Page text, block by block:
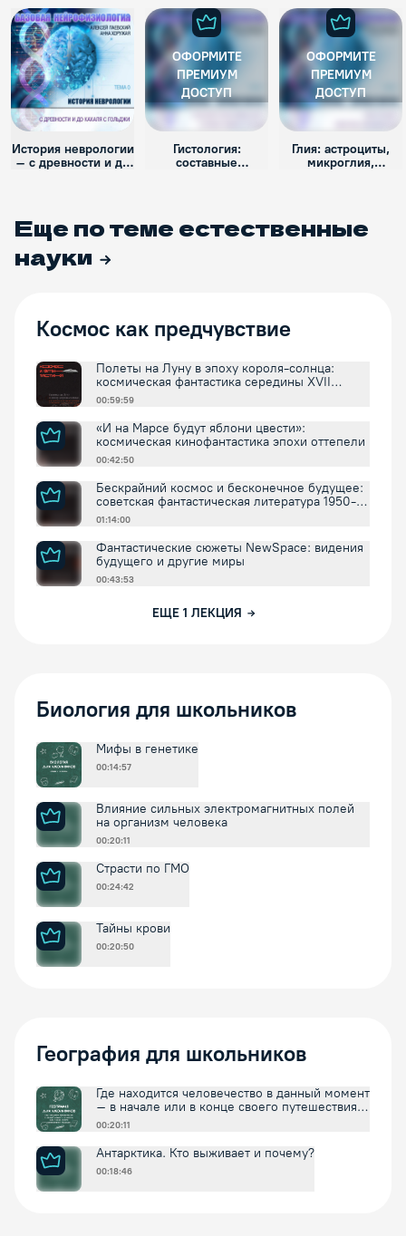
История неврологии
– с древности и до
ОФОРМИТЕ
ПРЕМИУМ
ДОСТУП
Гистология:
составные
ОФОРМИТЕ
ПРЕМИУМ
ДОСТУП
Глия: астроциты,
микроглия,
Еще по теме естественные
науки
Космос как предчувствие
Полеты на Луну в эпоху короля-солнца:
космическая фантастика середины XVII
столетия
00:59:59
«И на Марсе будут яблони цвести»:
космическая кинофантастика эпохи оттепели
00:42:50
Бескрайний космос и бесконечное будущее:
советская фантастическая литература 1950-
1960х годов
01:14:00
Фантастические сюжеты NewSpace: видения
будущего и другие миры
00:43:53
ЕЩЕ 1 ЛЕКЦИЯ
Биология для школьников
Мифы в генетике
00:14:57
Влияние сильных электромагнитных полей
на организм человека
00:20:11
Страсти по ГМО
00:24:42
Тайны крови
00:20:50
География для школьников
Где находится человечество в данный момент
– в начале или в конце своего путешествия в
будущее
00:20:11
Антарктика. Кто выживает и почему?
00:18:46